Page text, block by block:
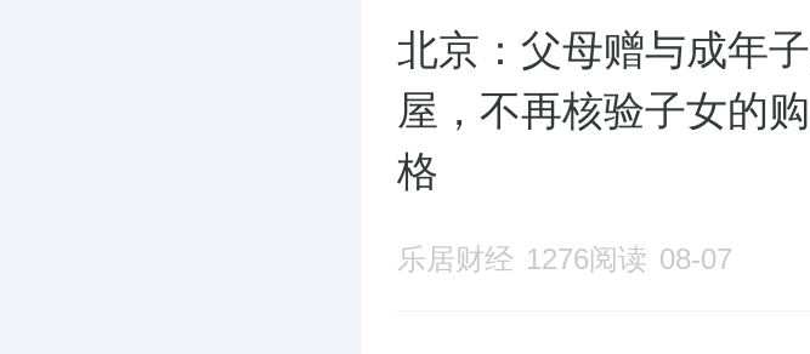
北京：父母赠与成年
屋，不再核验子女的
格
乐居财经 1276阅读 08-07